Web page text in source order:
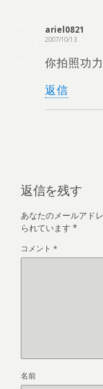
ariel0821
2007/10/13
你拍照功
返信
返信を残す
あなたのメールアド
られています *
コメント *
名前